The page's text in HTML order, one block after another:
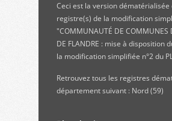
Ceci est la version dématérialisée
registre(s) de la modification
"COMMUNAUTÉ DE COMMUNES
DE FLANDRE : mise à disposition
la modification simplifiée n°2 du
Retrouvez tous les registres
département suivant : Nord (59)